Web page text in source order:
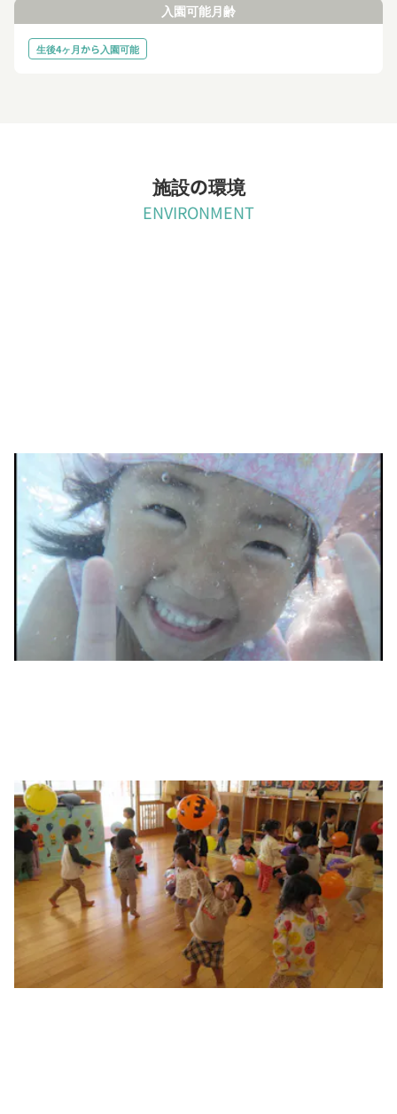
入園可能月齢
生後4ヶ月から入園可能
施設の環境
ENVIRONMENT
衛生面
玩具は殺菌庫、園全体の除菌・消臭はスーパー次亜水で行い、清
潔を保っています。また、業者による清掃を毎日行っております。
木に囲まれたあたたかな園内
園内はたくさん木が使われており、あたたかな雰囲気・環境の中
で保育を行っております。
図書スペースも木に囲まれゆっくり絵本などを読むことができま